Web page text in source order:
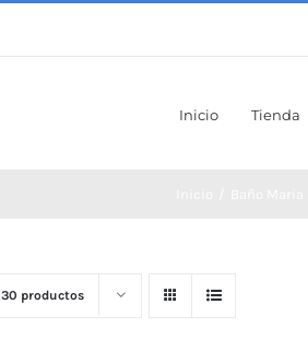
Inicio Tienda
30 productos